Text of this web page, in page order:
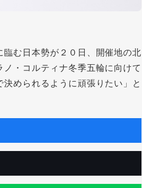
む日本勢が２０日、開催地の北
・コルティナ冬季五輪に向けて
められるように頑張りたい」と